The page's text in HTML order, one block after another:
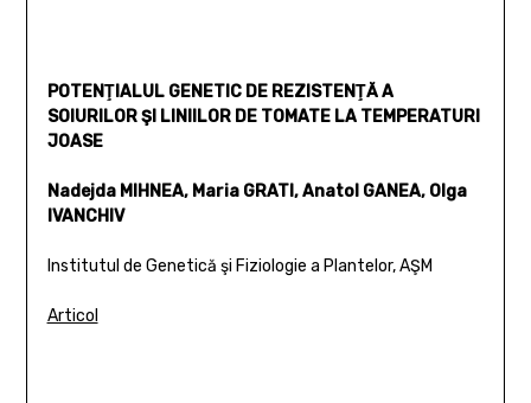
POTENŢIALUL GENETIC DE REZISTENŢĂ A
SOIURILOR ŞI LINIILOR DE TOMATE LA TEMPERATURI
JOASE
Nadejda MIHNEA, Maria GRATI, Anatol GANEA, Olga
IVANCHIV
Institutul de Genetică şi Fiziologie a Plantelor, AŞM
Articol